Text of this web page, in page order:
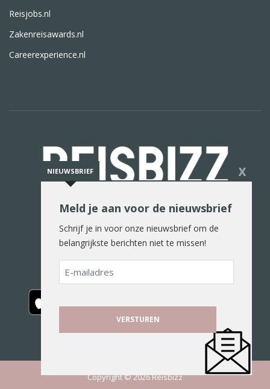
Reisjobs.nl
Zakenreisawards.nl
Careerexperience.nl
De reiswereld in woord en beeld
Copyright © 2026 Reisbizz
NIEUWSBRIEF X
Meld je aan voor de nieuwsbrief
Schrijf je in voor onze nieuwsbrief om de
belangrijkste berichten niet te missen!
E-
mailadres